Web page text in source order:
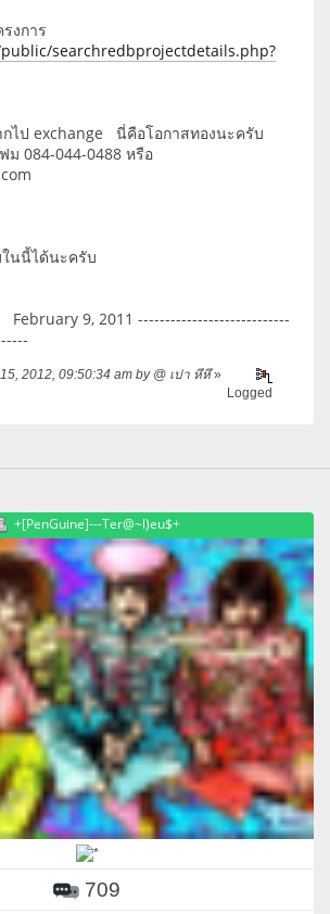
งการ
searchredbprojectdetails.php?
ไป exchange นี่คือโอกาสทองนะครับ
084-044-0488 หรือ
นนี้ได้นะครับ
February 9, 2011 ----------------------------
2012, 09:50:34 am by @ เปา หึหึ»
Logged
+[PenGuine]---Ter@~l)eu$+
709